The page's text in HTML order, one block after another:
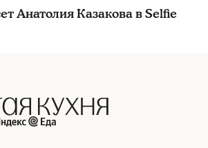
Анатолия Казакова в Selfie